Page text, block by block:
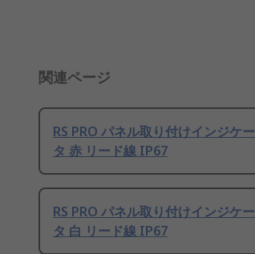
関連ページ
RS PRO パネル取り付けインジケー
タ 赤 リード線 IP67
RS PRO パネル取り付けインジケー
タ 白 リード線 IP67